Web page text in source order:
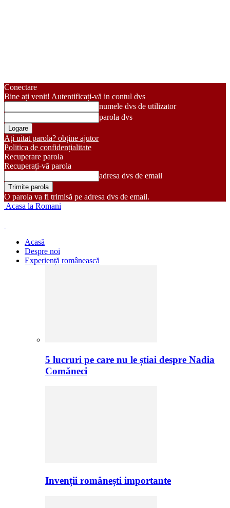
Conectare
Bine ați venit! Autentificați-vă in contul dvs
numele dvs de utilizator
parola dvs
Ați uitat parola? obține ajutor
Politica de confidențialitate
Recuperare parola
Recuperați-vă parola
adresa dvs de email
O parola va fi trimisă pe adresa dvs de email.
Acasa la Romani
Acasă
Despre noi
Experiență românească
5 lucruri pe care nu le știai despre Nadia
Comăneci
Invenții românești importante